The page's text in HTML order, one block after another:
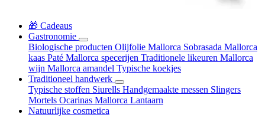
🎁 Cadeaus
Gastronomie
Biologische producten Olijfolie Mallorca Sobrasada Mallorca
kaas Paté Mallorca specerijen Traditionele likeuren Mallorca
wijn Mallorca amandel Typische koekjes
Traditioneel handwerk
Typische stoffen Siurells Handgemaakte messen Slingers
Mortels Ocarinas Mallorca Lantaarn
Natuurlijke cosmetica